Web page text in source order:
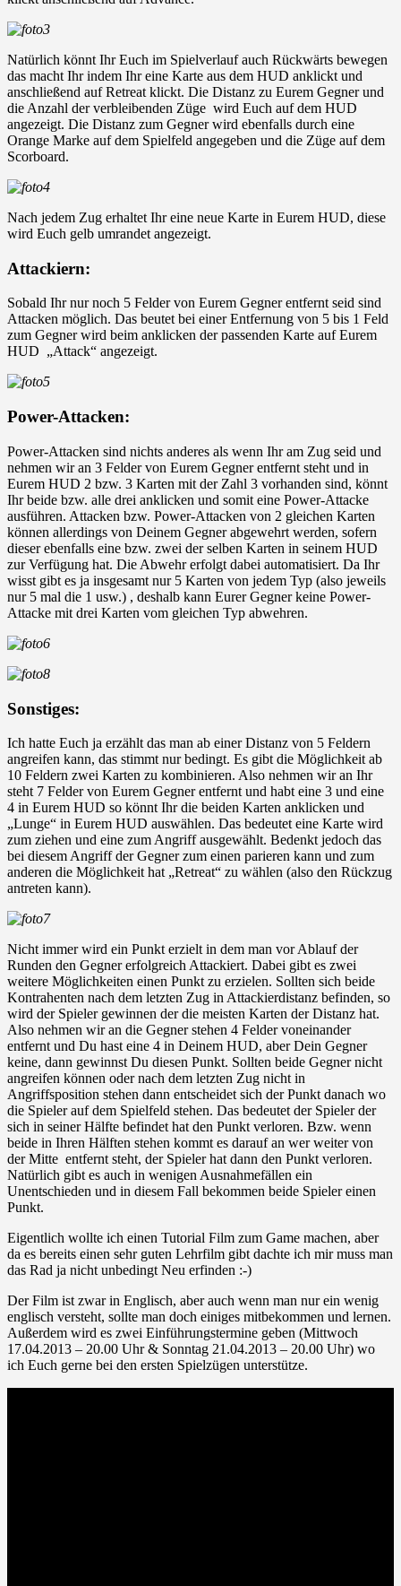
Natürlich könnt Ihr Euch im Spielverlauf auch Rückwärts bewegen
das macht Ihr indem Ihr eine Karte aus dem HUD anklickt und
anschließend auf Retreat klickt. Die Distanz zu Eurem Gegner und
die Anzahl der verbleibenden Züge wird Euch auf dem HUD
angezeigt. Die Distanz zum Gegner wird ebenfalls durch eine
Orange Marke auf dem Spielfeld angegeben und die Züge auf dem
Scorboard.
Nach jedem Zug erhaltet Ihr eine neue Karte in Eurem HUD, diese
wird Euch gelb umrandet angezeigt.
Attackiern:
Sobald Ihr nur noch 5 Felder von Eurem Gegner entfernt seid sind
Attacken möglich. Das beutet bei einer Entfernung von 5 bis 1 Feld
zum Gegner wird beim anklicken der passenden Karte auf Eurem
HUD „Attack“ angezeigt.
Power-Attacken:
Power-Attacken sind nichts anderes als wenn Ihr am Zug seid und
nehmen wir an 3 Felder von Eurem Gegner entfernt steht und in
Eurem HUD 2 bzw. 3 Karten mit der Zahl 3 vorhanden sind, könnt
Ihr beide bzw. alle drei anklicken und somit eine Power-Attacke
ausführen. Attacken bzw. Power-Attacken von 2 gleichen Karten
können allerdings von Deinem Gegner abgewehrt werden, sofern
dieser ebenfalls eine bzw. zwei der selben Karten in seinem HUD
zur Verfügung hat. Die Abwehr erfolgt dabei automatisiert. Da Ihr
wisst gibt es ja insgesamt nur 5 Karten von jedem Typ (also jeweils
nur 5 mal die 1 usw.) , deshalb kann Eurer Gegner keine Power-
Attacke mit drei Karten vom gleichen Typ abwehren.
Sonstiges:
Ich hatte Euch ja erzählt das man ab einer Distanz von 5 Feldern
angreifen kann, das stimmt nur bedingt. Es gibt die Möglichkeit ab
10 Feldern zwei Karten zu kombinieren. Also nehmen wir an Ihr
steht 7 Felder von Eurem Gegner entfernt und habt eine 3 und eine
4 in Eurem HUD so könnt Ihr die beiden Karten anklicken und
„Lunge“ in Eurem HUD auswählen. Das bedeutet eine Karte wird
zum ziehen und eine zum Angriff ausgewählt. Bedenkt jedoch das
bei diesem Angriff der Gegner zum einen parieren kann und zum
anderen die Möglichkeit hat „Retreat“ zu wählen (also den Rückzug
antreten kann).
Nicht immer wird ein Punkt erzielt in dem man vor Ablauf der
Runden den Gegner erfolgreich Attackiert. Dabei gibt es zwei
weitere Möglichkeiten einen Punkt zu erzielen. Sollten sich beide
Kontrahenten nach dem letzten Zug in Attackierdistanz befinden, so
wird der Spieler gewinnen der die meisten Karten der Distanz hat.
Also nehmen wir an die Gegner stehen 4 Felder voneinander
entfernt und Du hast eine 4 in Deinem HUD, aber Dein Gegner
keine, dann gewinnst Du diesen Punkt. Sollten beide Gegner nicht
angreifen können oder nach dem letzten Zug nicht in
Angriffsposition stehen dann entscheidet sich der Punkt danach wo
die Spieler auf dem Spielfeld stehen. Das bedeutet der Spieler der
sich in seiner Hälfte befindet hat den Punkt verloren. Bzw. wenn
beide in Ihren Hälften stehen kommt es darauf an wer weiter von
der Mitte entfernt steht, der Spieler hat dann den Punkt verloren.
Natürlich gibt es auch in wenigen Ausnahmefällen ein
Unentschieden und in diesem Fall bekommen beide Spieler einen
Punkt.
Eigentlich wollte ich einen Tutorial Film zum Game machen, aber
da es bereits einen sehr guten Lehrfilm gibt dachte ich mir muss man
das Rad ja nicht unbedingt Neu erfinden :-)
Der Film ist zwar in Englisch, aber auch wenn man nur ein wenig
englisch versteht, sollte man doch einiges mitbekommen und lernen.
Außerdem wird es zwei Einführungstermine geben (Mittwoch
17.04.2013 – 20.00 Uhr & Sonntag 21.04.2013 – 20.00 Uhr) wo
ich Euch gerne bei den ersten Spielzügen unterstütze.